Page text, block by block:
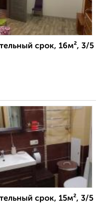
срок, 16м², 3/5
срок, 15м², 3/5